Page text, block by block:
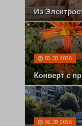
Из
03.08.2026
Конверт с
02.08.2026